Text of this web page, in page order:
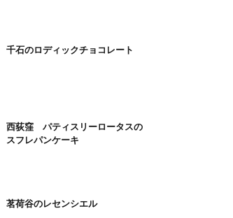
千石のロディックチョコレート
西荻窪 パティスリーロータスの
スフレパンケーキ
茗荷谷のレセンシエル